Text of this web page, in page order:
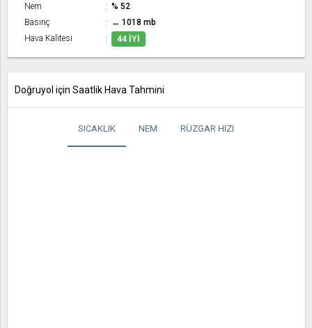
Nem
% 52
Basınç
↔ 1018 mb
Hava Kalitesi
44 İYI
Doğruyol için Saatlik Hava Tahmini
SICAKLIK NEM RÜZGAR HIZI